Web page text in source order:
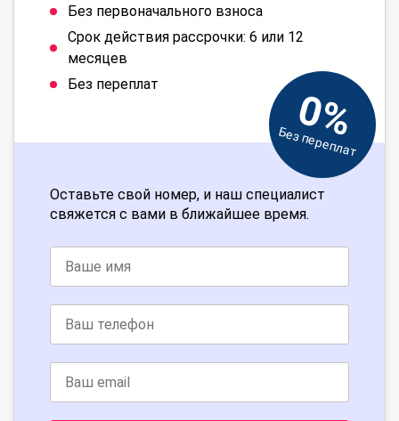
Без первоначального взноса
Срок действия рассрочки: 6 или 12
месяцев
Без переплат
0%
Без переплат
Оставьте свой номер, и наш специалист
свяжется с вами в ближайшее время.